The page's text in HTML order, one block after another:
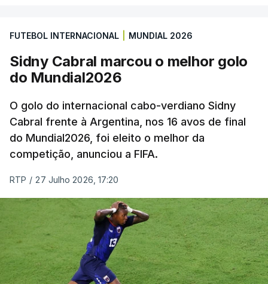
FUTEBOL INTERNACIONAL MUNDIAL 2026
Sidny Cabral marcou o melhor golo
do Mundial2026
O golo do internacional cabo-verdiano Sidny
Cabral frente à Argentina, nos 16 avos de final
do Mundial2026, foi eleito o melhor da
competição, anunciou a FIFA.
RTP / 27 Julho 2026, 17:20